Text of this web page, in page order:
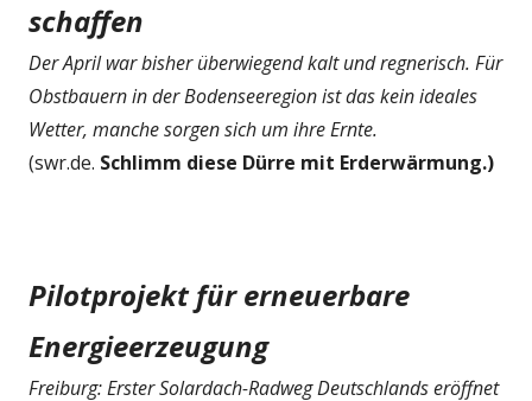
schaffen
Der April war bisher überwiegend kalt und regnerisch. Für
Obstbauern in der Bodenseeregion ist das kein ideales
Wetter, manche sorgen sich um ihre Ernte.
(swr.de. Schlimm diese Dürre mit Erderwärmung.)
Pilotprojekt für erneuerbare
Energieerzeugung
Freiburg: Erster Solardach-Radweg Deutschlands eröffnet